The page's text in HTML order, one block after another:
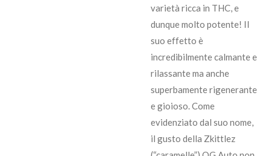
varietà ricca in THC, e
dunque molto potente! Il
suo effetto è
incredibilmente calmante e
rilassante ma anche
superbamente rigenerante
e gioioso. Come
evidenziato dal suo nome,
il gusto della Zkittlez